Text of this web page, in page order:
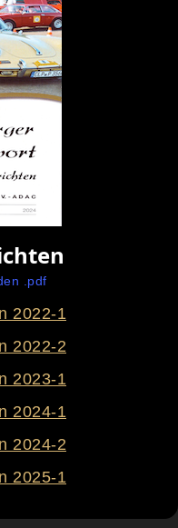
.pdf
2022-1
2022-2
2023-1
2024-1
2024-2
2025-1